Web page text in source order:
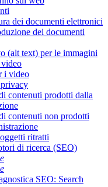
dei documenti elettronici
dei documenti
(alt text) per le immagini
i video
contenuti prodotti dalla
contenuti non prodotti
ritratti
di ricerca (SEO)
SEO: Search